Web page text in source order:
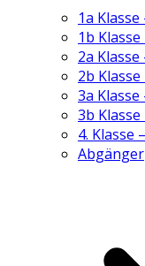
1a Klasse
1b Klasse
2a Klasse
2b Klasse
3a Klasse
3b Klasse
4. Klasse
Abgänger